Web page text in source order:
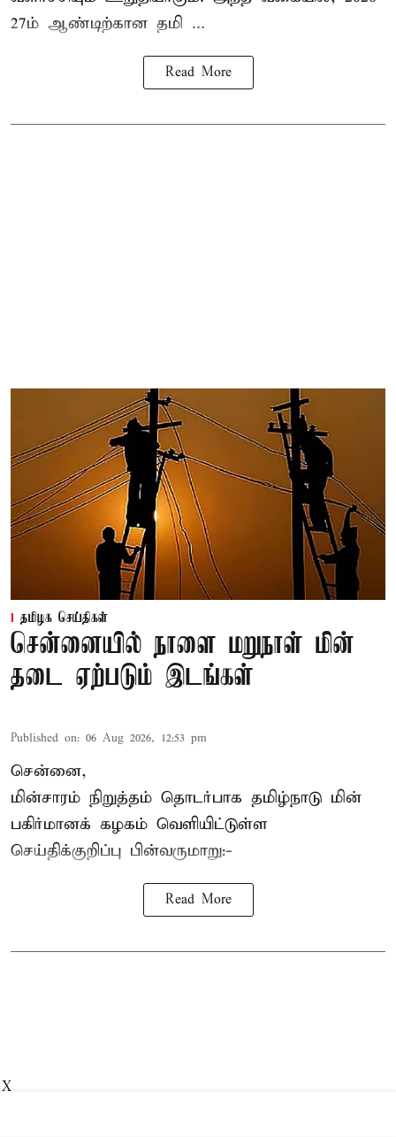
27ம் ஆண்டிற்கான தமி ...
Read More
தமிழக செய்திகள்
சென்னையில் நாளை மறுநாள் மின்
தடை ஏற்படும் இடங்கள்
Published on: 06 Aug 2026, 12:53 pm
சென்னை,
மின்சாரம் நிறுத்தம் தொடர்பாக தமிழ்நாடு மின்
பகிர்மானக் கழகம் வெளியிட்டுள்ள
செய்திக்குறிப்பு பின்வருமாறு:-
Read More
X